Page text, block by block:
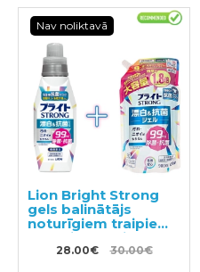
Nav noliktavā
Lion Bright Strong
gels balinātājs
noturīgiem traipiem
ar antibakteriālu
efektu 510ml +
28.00€ 30.00€